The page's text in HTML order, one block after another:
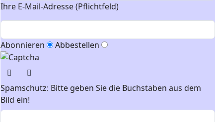
Ihre E-Mail-Adresse (Pflichtfeld)
Abonnieren Abbestellen
Spamschutz: Bitte geben Sie die Buchstaben aus dem
Bild ein!